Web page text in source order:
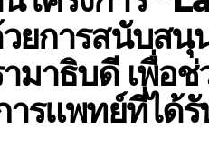
ยการสนับสนุ
มาธิบดี เพื่อ
ารแพทย์ที่ได้